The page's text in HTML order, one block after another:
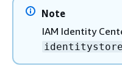
Note
IAM Identity
identitystore